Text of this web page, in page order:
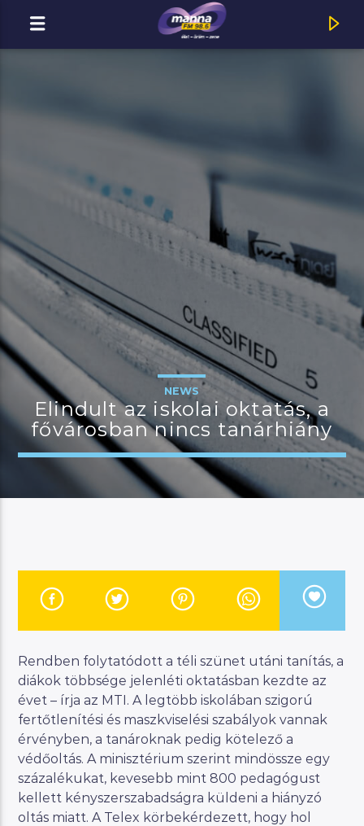
MOST ADÁSBAN
Napnyugta
The Biebers : Üzenet A Lányoknak '22
JELENLEGI MŰSOR
KANAPÉ
18:00
Manna FM
NEWS
Elindult az iskolai oktatás, a
fővárosban nincs tanárhiány
Rendben folytatódott a téli szünet utáni tanítás, a
diákok többsége jelenléti oktatásban kezdte az
évet – írja az MTI. A legtöbb iskolában szigorú
fertőtlenítési és maszkviselési szabályok vannak
érvényben, a tanároknak pedig kötelező a
védőoltás. A minisztérium szerint mindössze egy
százalékukat, kevesebb mint 800 pedagógust
kellett kényszerszabadságra küldeni a hiányzó
oltás miatt. A Telex körbekérdezett, hogy hol